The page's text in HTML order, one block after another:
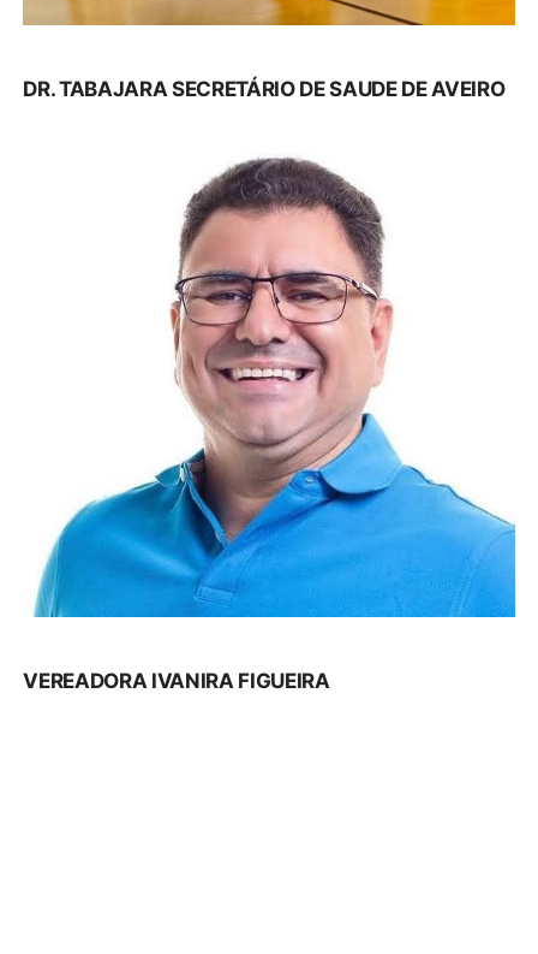
DR. TABAJARA SECRETÁRIO DE SAUDE DE AVEIRO
VEREADORA IVANIRA FIGUEIRA